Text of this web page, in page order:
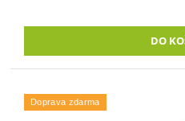
Doprava zdarma